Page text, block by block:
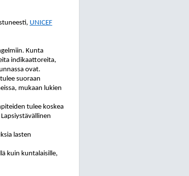
UNICEF
Kunta
indikaattoreita,
ovat.
suoraan
mukaan lukien
tulee koskea
lasten
kuin kuntalaisille,